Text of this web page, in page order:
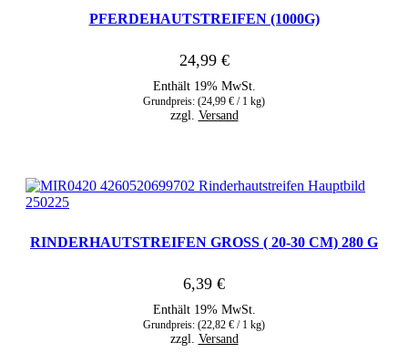
PFERDEHAUTSTREIFEN (1000G)
24,99 €
Enthält 19% MwSt.
Grundpreis: (24,99 € / 1 kg)
zzgl. Versand
RINDERHAUTSTREIFEN GROSS ( 20-30 CM) 280 G
6,39 €
Enthält 19% MwSt.
Grundpreis: (22,82 € / 1 kg)
zzgl. Versand